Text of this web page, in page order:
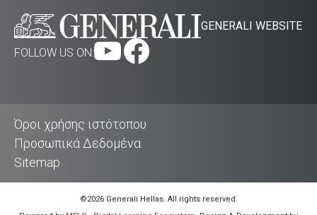
GENERALI WEBSITE
FOLLOW US ON:
Όροι χρήσης ιστότοπου
Προσωπικά Δεδομένα
Sitemap
©2026 Generali Hellas. All rights reserved.